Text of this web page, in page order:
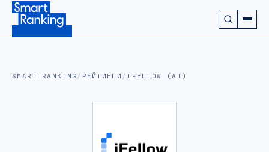
Подписаться на наш канал в Telegram (откроется в
SMART RANKING / РЕЙТИНГИ / IFELLOW (AI)